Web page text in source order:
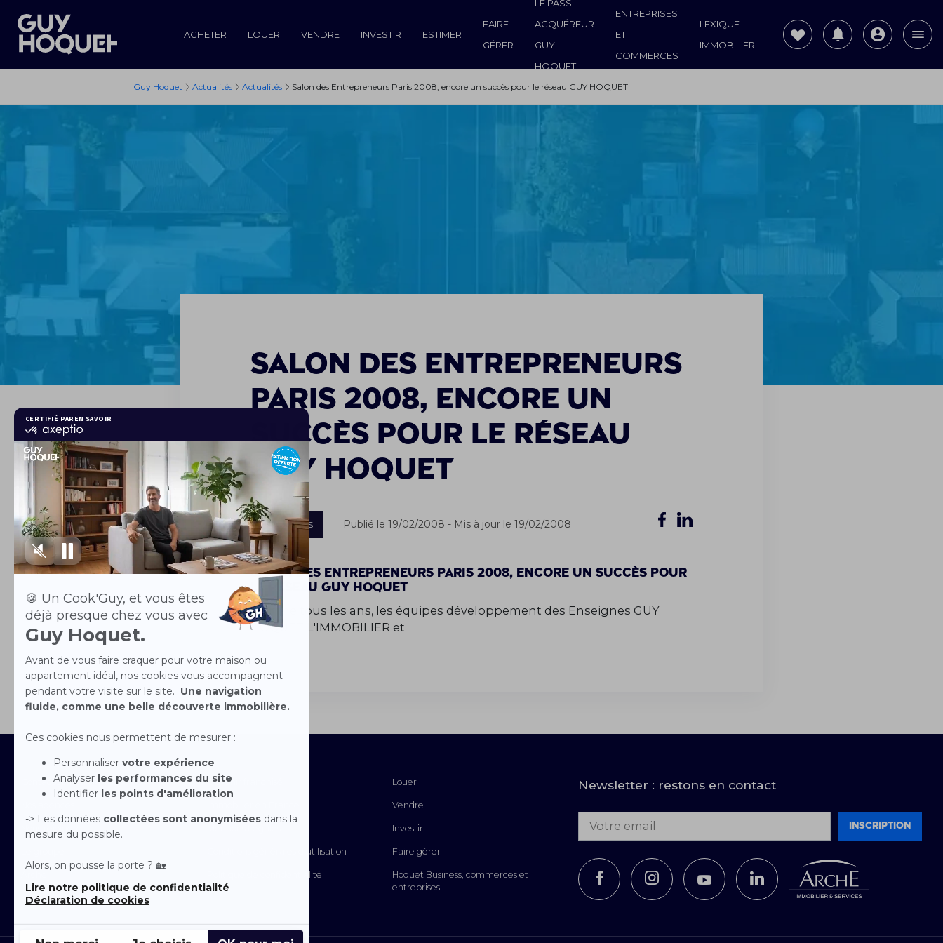
ACHETER LOUER VENDRE INVESTIR ESTIMER
FAIRE
GÉRER
LE PASS
ACQUÉREUR
GUY
HOQUET
ENTREPRISES
ET
COMMERCES
LEXIQUE
IMMOBILIER
Guy Hoquet Actualités Actualités Salon des Entrepreneurs Paris 2008, encore un succès pour le réseau GUY HOQUET
Salon des Entrepreneurs
Paris 2008, encore un
succès pour le réseau
GUY HOQUET
ACTUALITÉS Publié le 19/02/2008 - Mis à jour le 19/02/2008
Salon des Entrepreneurs Paris 2008, encore un succès pour
le réseau GUY HOQUET
Comme tous les ans, les équipes développement des Enseignes GUY
HOQUET L'IMMOBILIER et
Contactez-nous
Nous rejoindre
Espace Presse
Devenir franchisé
Conditions générales d'utilisation
Politique de confidentialité
Louer
Vendre
Investir
Faire gérer
Hoquet Business, commerces et
entreprises
Newsletter : restons en contact
Adresse email Inscription